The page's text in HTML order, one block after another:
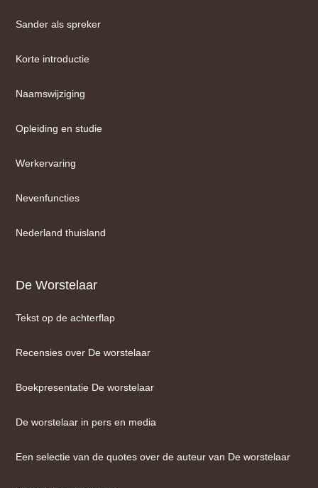
Sander als spreker
Korte introductie
Naamswijziging
Opleiding en studie
Werkervaring
Nevenfuncties
Nederland thuisland
De Worstelaar
Tekst op de achterflap
Recensies over De worstelaar
Boekpresentatie De worstelaar
De worstelaar in pers en media
Een selectie van de quotes over de auteur van De worstelaar